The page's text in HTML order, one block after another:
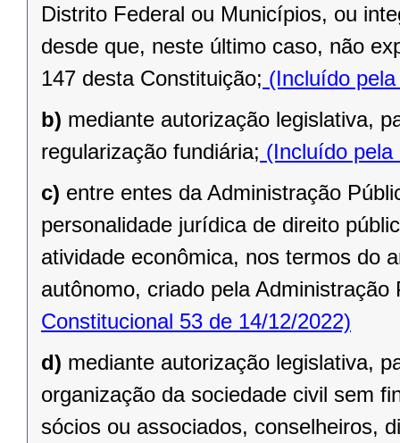
Distrito Federal ou Municípios, ou
desde que, neste último caso, não
147 desta Constituição; (Incluído
b) mediante autorização legislativa,
regularização fundiária; (Incluído pela
c) entre entes da Administração
personalidade jurídica de direito
atividade econômica, nos termos do
autônomo, criado pela Administração
Constitucional 53 de 14/12/2022)
d) mediante autorização legislativa,
organização da sociedade civil sem
sócios ou associados, conselheiros,